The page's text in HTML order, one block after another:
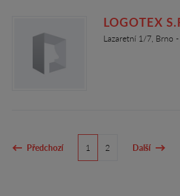
LOGOTEX
Lazaretní 1/7, Brno
Předchozí 1 2 Další